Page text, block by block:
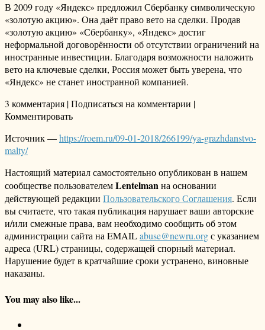
В 2009 году «Яндекс» предложил Сбербанку символическую
«золотую акцию». Она даёт право вето на сделки. Продав
«золотую акцию» «Сбербанку», «Яндекс» достиг
неформальной договорённости об отсутствии ограничений на
иностранные инвестиции. Благодаря возможности наложить
вето на ключевые сделки, Россия может быть уверена, что
«Яндекс» не станет иностранной компанией.
3 комментария | Подписаться на комментарии |
Комментировать
Источник —https://roem.ru/09-01-2018/266199/ya-grazhdanstvo-
malty/
Настоящий материал самостоятельно опубликован в нашем
сообществе пользователемLentelmanна основании
действующей редакции Пользовательского Соглашения. Если
вы считаете, что такая публикация нарушает ваши авторские
и/или смежные права, вам необходимо сообщить об этом
администрации сайта на EMAILabuse@newru.orgс указанием
адреса (URL) страницы, содержащей спорный материал.
Нарушение будет в кратчайшие сроки устранено, виновные
наказаны.
You may also like...